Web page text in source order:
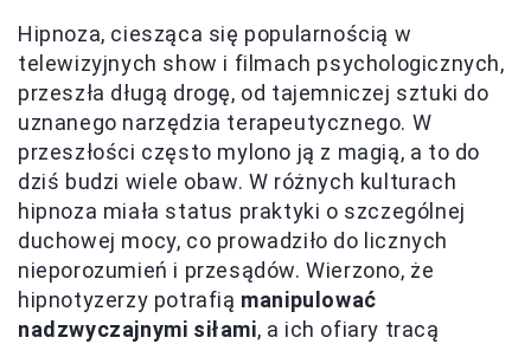
Hipnoza, ciesząca się popularnością w
telewizyjnych show i filmach psychologicznych,
przeszła długą drogę, od tajemniczej sztuki do
uznanego narzędzia terapeutycznego. W
przeszłości często mylono ją z magią, a to do
dziś budzi wiele obaw. W różnych kulturach
hipnoza miała status praktyki o szczególnej
duchowej mocy, co prowadziło do licznych
nieporozumień i przesądów. Wierzono, że
hipnotyzerzy potrafią manipulować
nadzwyczajnymi siłami, a ich ofiary tracą